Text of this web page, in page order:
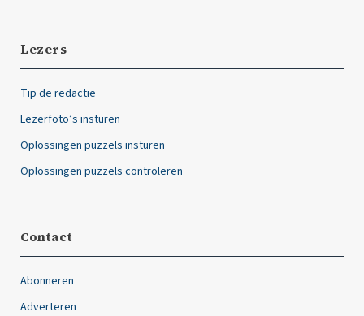
Lezers
Tip de redactie
Lezerfoto’s insturen
Oplossingen puzzels insturen
Oplossingen puzzels controleren
Contact
Abonneren
Adverteren